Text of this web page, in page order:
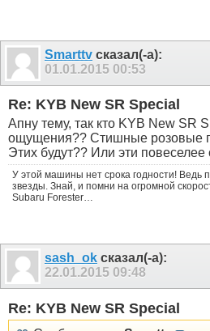
Smarttv сказал(-а):
01.01.2015 00:53
Re: KYB New SR Special
Апну тему, так кто KYB New SR
ощущения?? Стишные розовые
Этих будут?? Или эти повеселее
У этой машины нет срока годности! Ведь
звезды. Знай, и помни на огромной
Subaru Forester…
sash_ok сказал(-а):
22.01.2015 09:48
Re: KYB New SR Special